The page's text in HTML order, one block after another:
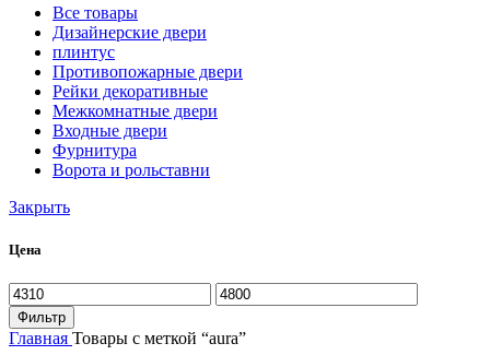
Все товары
Дизайнерские двери
плинтус
Противопожарные двери
Рейки декоративные
Межкомнатные двери
Входные двери
Фурнитура
Ворота и рольставни
Закрыть
Цена
Фильтр
Главная Товары с меткой “aura”